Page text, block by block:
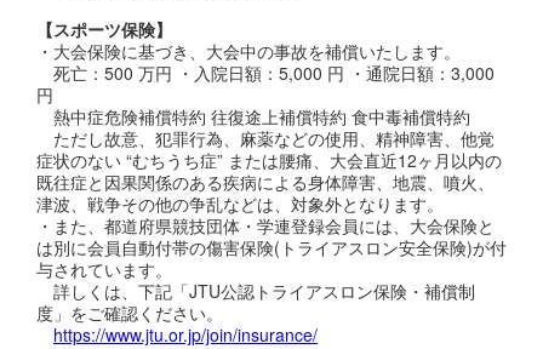
【スポーツ保険】
・大会保険に基づき、大会中の事故を補償いたします。
死亡：500 万円 ・入院日額：5,000 円 ・通院日額：3,000
円
熱中症危険補償特約 往復途上補償特約 食中毒補償特約
ただし故意、犯罪行為、麻薬などの使用、精神障害、他覚
症状のない “むちうち症” または腰痛、大会直近12ヶ月以内の
既往症と因果関係のある疾病による身体障害、地震、噴火、
津波、戦争その他の争乱などは、対象外となります。
・また、都道府県競技団体・学連登録会員には、大会保険と
は別に会員自動付帯の傷害保険(トライアスロン安全保険)が付
与されています。
詳しくは、下記「JTU公認トライアスロン保険・補償制
度」をご確認ください。
https://www.jtu.or.jp/join/insurance/